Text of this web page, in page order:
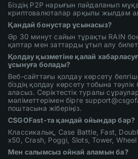
Біздің P2P нарығын пайдаланып
криптовалюталар арқылы жылдам
Қандай бонустар ұсынасыз?
Әр 30 минут сайын тұрақты RAIN
қаптар мен заттарды ұтып алу
Қолдау қызметіне қалай
ұсынуға болады?
Веб-сайттағы қолдау көрсету
біздің қолдау көрсету тобына
аласыз. Серіктестік туралы
мәліметтерімен бірге
поштасына жіберіңіз.
CSGOFast-та қандай ойындар бар?
Классикалық, Case Battle, Fast,
x50, Crash, Poggi, Slots, Tower,
Мен салымсыз ойнай аламын ба?